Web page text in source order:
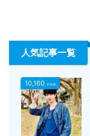
人気記事一覧
10,160 view